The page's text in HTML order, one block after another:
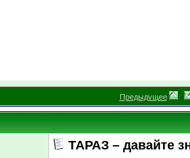
Предыдущее
ТАРАЗ – давайте